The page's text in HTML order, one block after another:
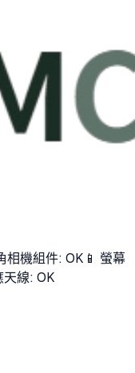
相機組件: OK 📱 螢幕
線: OK